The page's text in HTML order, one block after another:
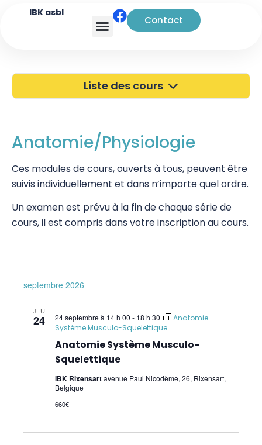
IBK asbl
Contact
Liste des cours
Portes Ouvertes
Découverte
Kinésiologie
Psychogénéalogie
Analyse Transactionnelle (AT)
Autres Formations
Communication et Trauma
EmRes
Massage et Méthodes physiques douces
Pauses Bien-Être
Anatomie/Physiologie
Ces modules de cours, ouverts à tous, peuvent être
suivis individuellement et dans n’importe quel ordre.
Un examen est prévu à la fin de chaque série de
cours, il est compris dans votre inscription au cours.
septembre 2026
JEU
24
Anatomie Système Musculo-
Squelettique
24 septembre à 14 h 00 - 18 h 30
Anatomie
Système Musculo-Squelettique
IBK Rixensartavenue Paul Nicodème, 26, Rixensart,
Belgique
660€